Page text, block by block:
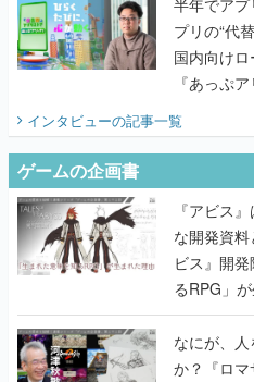
半年でアプリ
プリの“代
国内向け
『あっぷ
てみた
インタビューの記事一覧
ゲームの企画書
『アビス
な開発資
ビス』開
るRPG」
書】
なにが、
か？『ロ